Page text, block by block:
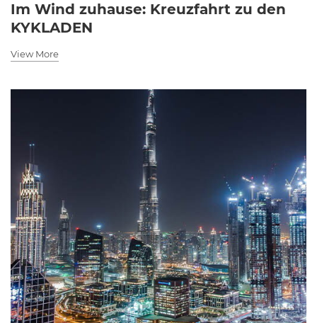
Im Wind zuhause: Kreuzfahrt zu den
KYKLADEN
View More